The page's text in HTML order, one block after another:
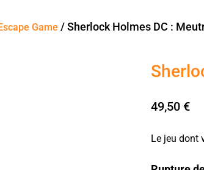
Game / Sherlock Holmes DC :
49,50 €
Le jeu dont